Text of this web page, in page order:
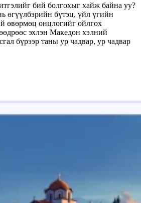
бий болгохыг хайж байна уу?
өгүүлбэрийн бүтэц, үйл үгийн
өвөрмөц онцлогийг ойлгох
эхлэн Македон хэлний
бүрээр таны ур чадвар, ур чадвар